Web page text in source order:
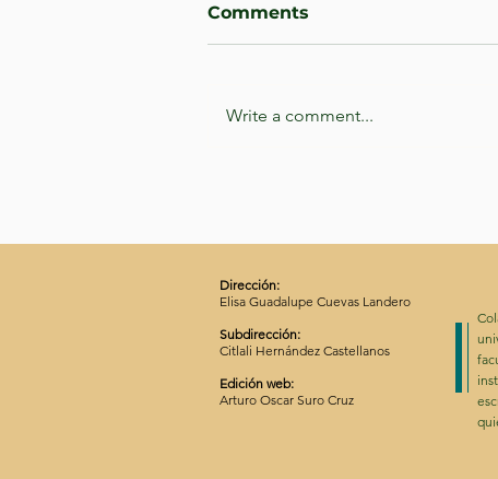
Comments
Write a comment...
Dirección:
Elisa Guadalupe Cuevas Landero
Subdirección:
Citlali Hernández Castellanos
Edición web:
Arturo Oscar Suro Cruz